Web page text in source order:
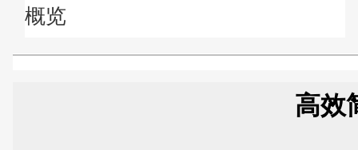
概览
高效